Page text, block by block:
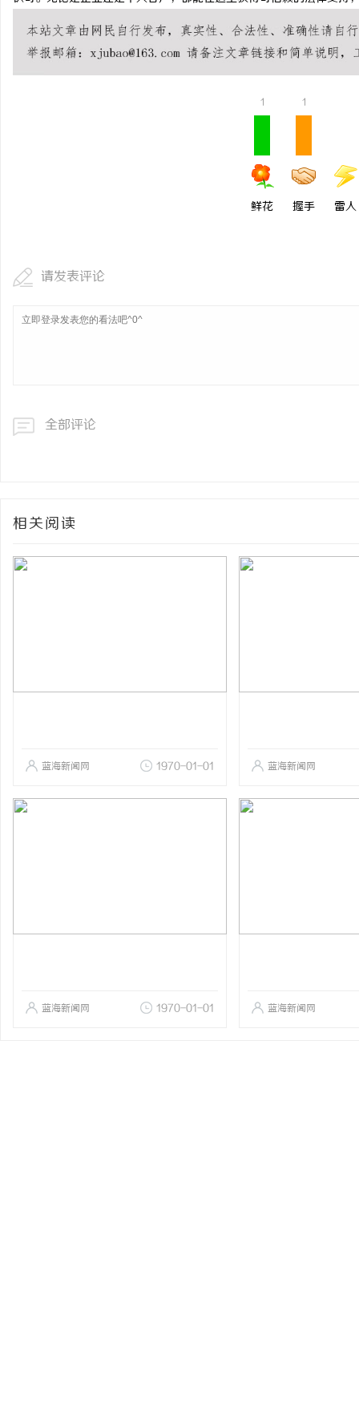
1
鲜花
1
握手 雷人
请发表评论
全部评论
相关阅读
蓝海新闻网 1970-01-01 蓝海新闻网
蓝海新闻网 1970-01-01 蓝海新闻网
武汉配眼镜 上海配眼镜